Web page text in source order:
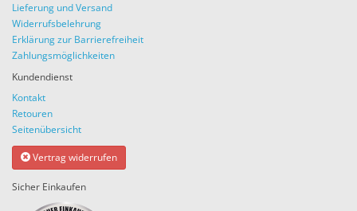
Lieferung und Versand
Widerrufsbelehrung
Erklärung zur Barrierefreiheit
Zahlungsmöglichkeiten
Kundendienst
Kontakt
Retouren
Seitenübersicht
Vertrag widerrufen
Sicher Einkaufen